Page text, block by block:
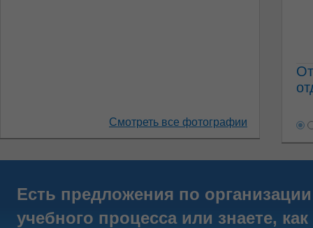
Смотреть все фотографии
Есть предложения по организации
учебного процесса или знаете, как